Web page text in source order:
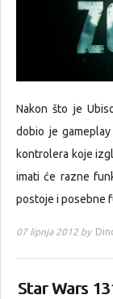
Nakon što je
dobio je
kontrolera koje
imati će razne
postoje i posebne
07 lipnja 2012 by
Star Wars